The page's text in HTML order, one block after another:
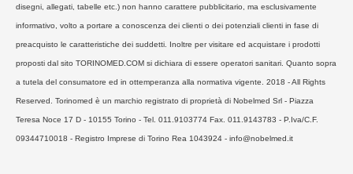
disegni, allegati, tabelle etc.) non hanno carattere pubblicitario, ma esclusivamente
informativo, volto a portare a conoscenza dei clienti o dei potenziali clienti in fase di
preacquisto le caratteristiche dei suddetti. Inoltre per visitare ed acquistare i prodotti
proposti dal sito TORINOMED.COM si dichiara di essere operatori sanitari. Quanto sopra
a tutela del consumatore ed in ottemperanza alla normativa vigente. 2018 - All Rights
Reserved. Torinomed è un marchio registrato di proprietà di Nobelmed Srl - Piazza
Teresa Noce 17 D - 10155 Torino - Tel. 011.9103774 Fax. 011.9143783 - P.Iva/C.F.
09344710018 - Registro Imprese di Torino Rea 1043924 - info@nobelmed.it